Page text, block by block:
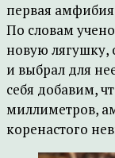
первая
По словам
новую лягушку,
и выбрал для
себя добавим,
миллиметров,
коренастого